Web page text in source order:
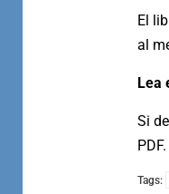
El
al
Lea
Si
PDF.
Tags: